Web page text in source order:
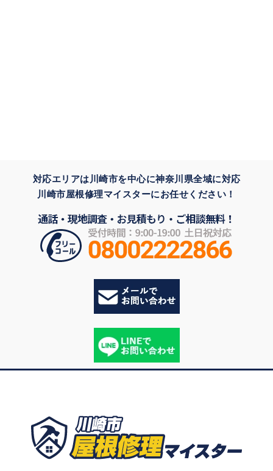
対応エリアは川崎市を中心に神奈川県全域に対応
川崎市屋根修理マイスターにお任せください！